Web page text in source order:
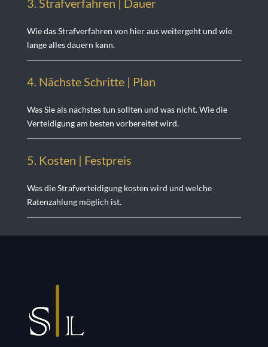
3. Strafverfahren | Dauer
Wie das Strafverfahren von hier aus weitergeht und wie
lange alles dauern kann.
4. Nächste Schritte | Plan
Was Sie als nächstes tun sollten und was nicht. Wie die
Verteidigung am besten vorbereitet wird.
5. Kosten | Festpreis
Was die Strafverteidigung kosten wird und welche
Ratenzahlung möglich ist.